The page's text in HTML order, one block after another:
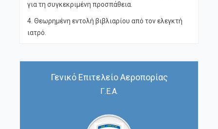
για τη συγκεκριμένη προσπάθεια.
4. Θεωρημένη εντολή βιβλιαρίου από τον ελεγκτή
ιατρό.
Γενικό Επιτελείο Αεροπορίας
Γ.Ε.Α.